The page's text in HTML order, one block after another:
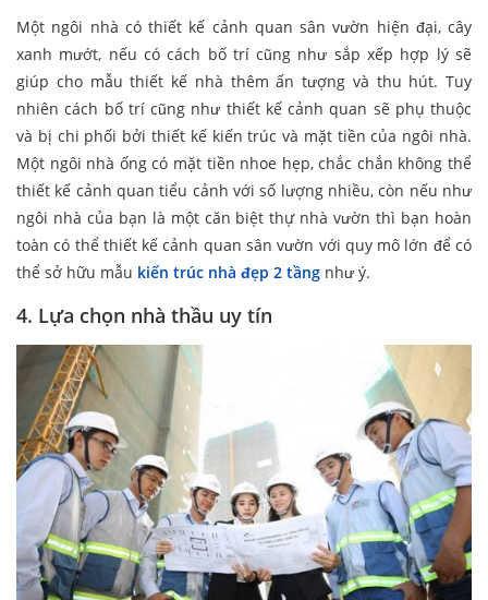
Một ngôi nhà có thiết kế cảnh quan sân vườn hiện đại, cây
xanh mướt, nếu có cách bố trí cũng như sắp xếp hợp lý sẽ
giúp cho mẫu thiết kế nhà thêm ấn tượng và thu hút. Tuy
nhiên cách bố trí cũng như thiết kế cảnh quan sẽ phụ thuộc
và bị chi phối bởi thiết kế kiến trúc và mặt tiền của ngôi nhà.
Một ngôi nhà ống có mặt tiền nhoe hẹp, chắc chắn không thể
thiết kế cảnh quan tiểu cảnh với số lượng nhiều, còn nếu như
ngôi nhà của bạn là một căn biệt thự nhà vườn thì bạn hoàn
toàn có thể thiết kế cảnh quan sân vườn với quy mô lớn để có
thể sở hữu mẫu kiến trúc nhà đẹp 2 tầng như ý.
4. Lựa chọn nhà thầu uy tín